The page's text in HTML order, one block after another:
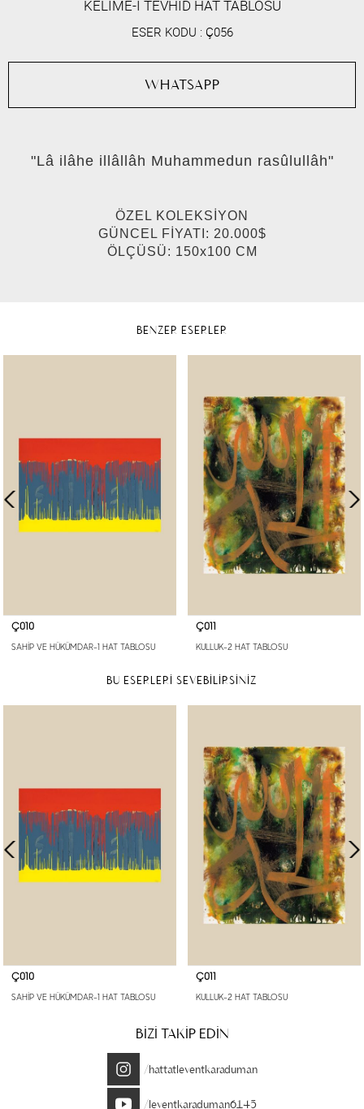
KELİME-İ TEVHÎD HAT TABLOSU
ESER KODU : Ç056
WHATSAPP
"Lâ ilâhe illâllâh Muhammedun rasûlullâh"
ÖZEL KOLEKSİYON
GÜNCEL FİYATI: 20.000$
ÖLÇÜSÜ: 150x100 CM
BENZER ESERLER
Ç010
SAHİP VE HÜKÜMDAR-1 HAT TABLOSU
Ç011
KULLUK-2 HAT TABLOSU
BU ESERLERİ SEVEBİLİRSİNİZ
Ç010
SAHİP VE HÜKÜMDAR-1 HAT TABLOSU
Ç011
KULLUK-2 HAT TABLOSU
BİZİ TAKİP EDİN
/hattatleventkaraduman
/leventkaraduman6145